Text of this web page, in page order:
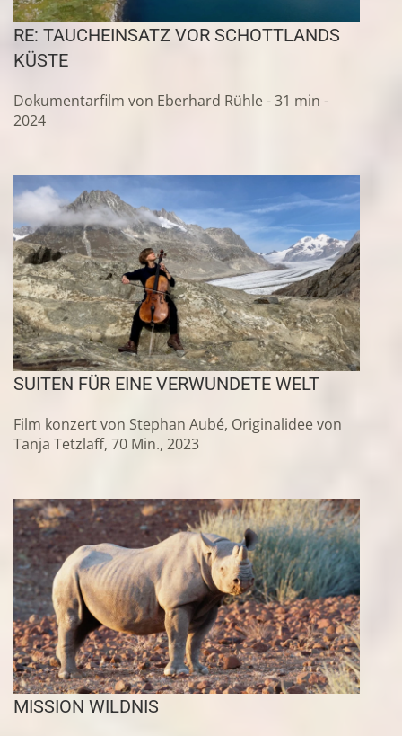
RE: TAUCHEINSATZ VOR SCHOTTLANDS
KÜSTE
Dokumentarfilm von Eberhard Rühle - 31 min -
2024
SUITEN FÜR EINE VERWUNDETE WELT
Film konzert von Stephan Aubé, Originalidee von
Tanja Tetzlaff, 70 Min., 2023
MISSION WILDNIS